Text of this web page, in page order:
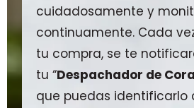
cuidadosamente y
continuamente. Cada
tu compra, se te
tu “Despachador de
que puedas identificarlo